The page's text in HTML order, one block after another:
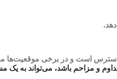
است و در برخی موقعیت‌ها
و مزاحم باشد، می‌تواند به یک